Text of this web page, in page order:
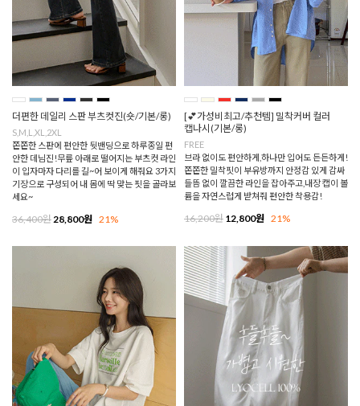
더편한 데일리 스판 부츠컷진(숏/기본/롱)
S,M,L,XL,2XL
쫀쫀한 스판에 편안한 뒷밴딩으로 하루종일 편
안한 데님진!무릎 아래로 떨어지는 부츠컷 라인
이 입자마자 다리를 길~어 보이게 해줘요 3가지
기장으로 구성되어 내 몸에 딱 맞는 핏을 골라보
세요~
36,400원28,800원 21%
[💕가성비최고/추천템] 밀착커버 컬러
캡나시(기본/롱)
FREE
브라 없이도 편안하게,하나만 입어도 든든하게!
쫀쫀한 밀착핏이 부유방까지 안정감 있게 감싸
들뜸 없이 깔끔한 라인을 잡아주고,내장 캡이 볼
륨을 자연스럽게 받쳐줘 편안한 착용감!
16,200원 12,800원 21%